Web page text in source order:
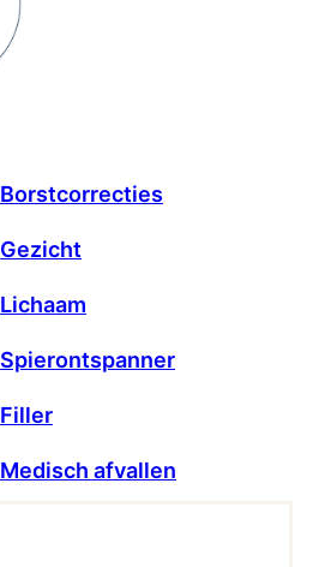
Borstcorrecties
Gezicht
Lichaam
Spierontspanner
Filler
Medisch afvallen